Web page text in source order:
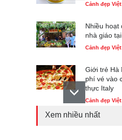
Cảnh đẹp Việt
Nhiều hoạt
nhà giáo
Cảnh đẹp Việt
Giới trẻ Hà
phí vé vào
thực Italy
Cảnh đẹp Việt
Xem nhiều nhất